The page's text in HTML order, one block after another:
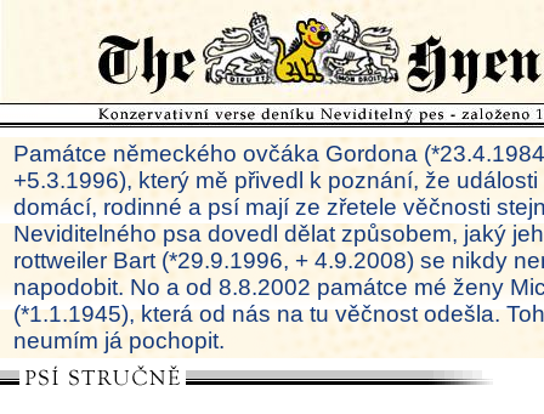
Památce německého ovčáka Gordona
+5.3.1996), který mě přivedl k poznání, že
domácí, rodinné a psí mají ze zřetele věčnosti
Neviditelného psa dovedl dělat způsobem, jaký
rottweiler Bart (*29.9.1996, + 4.9.2008) se nikdy
napodobit. No a od 8.8.2002 památce mé ženy
(*1.1.1945), která od nás na tu věčnost odešla.
neumím já pochopit.